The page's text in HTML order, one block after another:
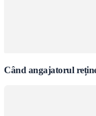
Când angajatorul